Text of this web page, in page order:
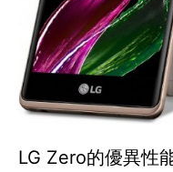
LG Zero的優異性